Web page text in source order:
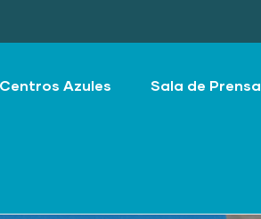
Centros Azules Sala de Prensa